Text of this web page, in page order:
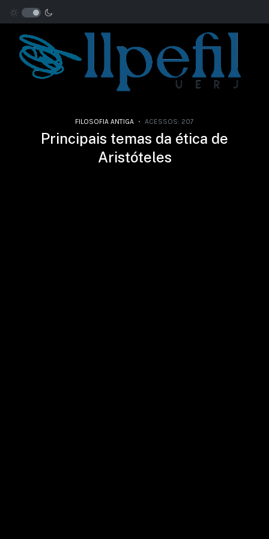
FILOSOFIA ANTIGA ACESSOS: 207
Principais temas da ética de
Aristóteles